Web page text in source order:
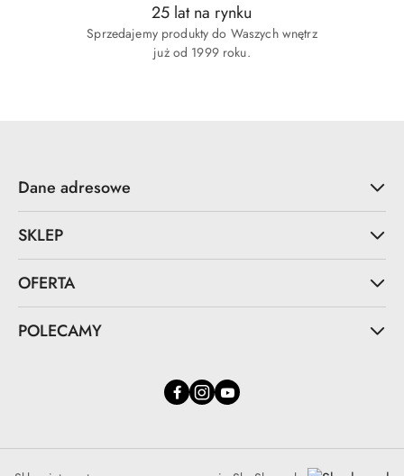
25 lat na rynku
Sprzedajemy produkty do Waszych wnętrz
już od 1999 roku.
Dane adresowe
SKLEP
OFERTA
POLECAMY